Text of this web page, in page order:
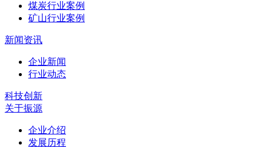
煤炭行业案例
矿山行业案例
新闻资讯
企业新闻
行业动态
科技创新
关于振源
企业介绍
发展历程